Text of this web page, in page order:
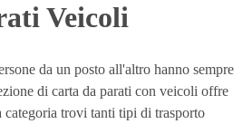
Veicoli
da un posto all'altro hanno sempre
di carta da parati con veicoli offre
categoria trovi tanti tipi di trasporto